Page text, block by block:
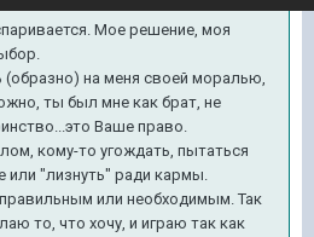
Мое решение, моя
на меня своей моралью,
ты был мне как брат, не
Ваше право.
кому-то угождать, пытаться
или "лизнуть" ради кармы.
или необходимым. Так
то, что хочу, и играю так как